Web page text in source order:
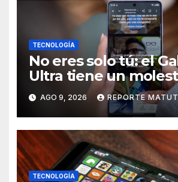
TECNOLOGÍA
No eres solo tú: el
Ultra tiene un
problema en la
una solución está
AGO 9, 2026 REPORTE
TECNOLOGÍA